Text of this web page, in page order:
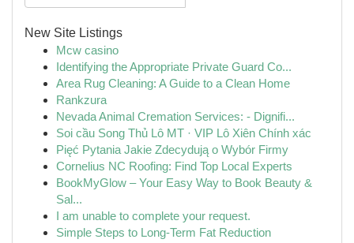
New Site Listings
Mcw casino
Identifying the Appropriate Private Guard Co...
Area Rug Cleaning: A Guide to a Clean Home
Rankzura
Nevada Animal Cremation Services: - Dignifi...
Soi cầu Song Thủ Lô MT · VIP Lô Xiên Chính xác
Pięć Pytania Jakie Zdecydują o Wybór Firmy
Cornelius NC Roofing: Find Top Local Experts
BookMyGlow – Your Easy Way to Book Beauty &
Sal...
I am unable to complete your request.
Simple Steps to Long-Term Fat Reduction